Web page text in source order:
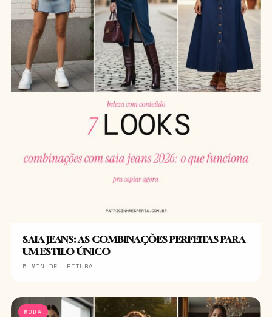
SAIA JEANS: AS COMBINAÇÕES PERFEITAS PARA
UM ESTILO ÚNICO
5 MIN DE LEITURA
MODA